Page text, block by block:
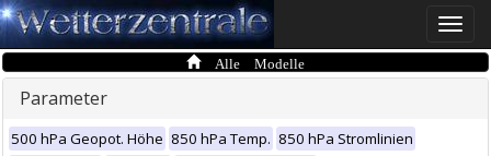
Toggle
Alle Modelle
Parameter
500 hPa Geopot. Höhe 850 hPa Temp. 850 hPa Stromlinien